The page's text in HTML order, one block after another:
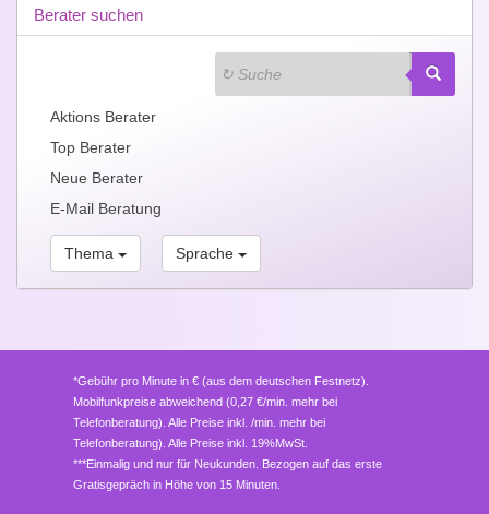
Berater suchen
Aktions Berater
Top Berater
Neue Berater
E-Mail Beratung
Thema Sprache
*Gebühr pro Minute in € (aus dem deutschen Festnetz).
Mobilfunkpreise abweichend (0,27 €/min. mehr bei
Telefonberatung). Alle Preise inkl. /min. mehr bei
Telefonberatung). Alle Preise inkl. 19%MwSt.
***Einmalig und nur für Neukunden. Bezogen auf das erste
Gratisgepräch in Höhe von 15 Minuten.